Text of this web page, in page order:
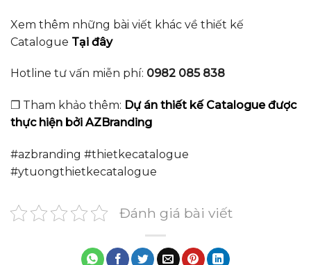
Xem thêm những bài viết khác về thiết kế
Catalogue Tại đây
Hotline tư vấn miễn phí: 0982 085 838
❐ Tham khảo thêm: Dự án thiết kế Catalogue được
thực hiện bởi AZBranding
#azbranding #thietkecatalogue
#ytuongthietkecatalogue
Đánh giá bài viết